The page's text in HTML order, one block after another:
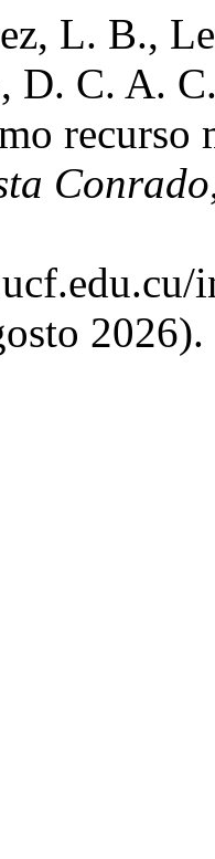
L. B.,
D. C. A.
Conrado
2026).